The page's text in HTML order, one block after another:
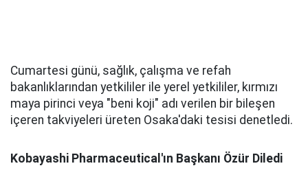
Cumartesi günü, sağlık, çalışma ve refah
bakanlıklarından yetkililer ile yerel yetkililer, kırmızı
maya pirinci veya "beni koji" adı verilen bir bileşen
içeren takviyeleri üreten Osaka'daki tesisi denetledi.
Kobayashi Pharmaceutical'ın Başkanı Özür Diledi